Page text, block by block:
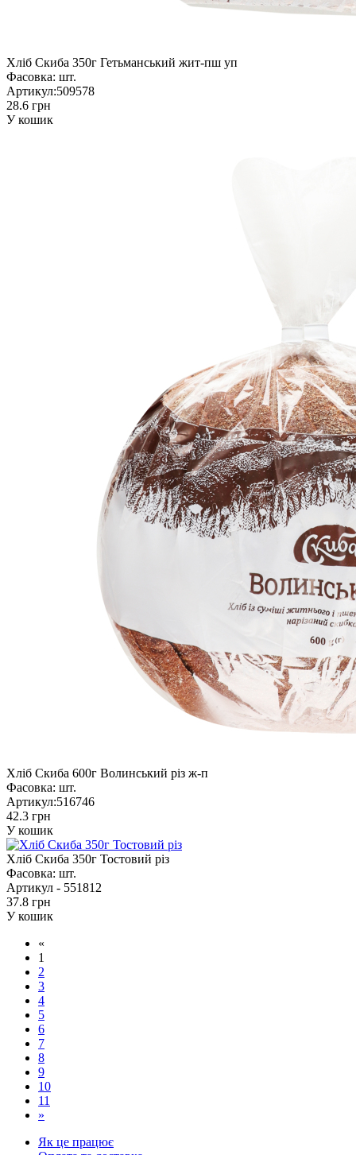
Хліб Скиба 350г Гетьманський жит-пш уп
Фасовка: шт.
Артикул:509578
28.6 грн
У кошик
Хліб Скиба 600г Волинський різ ж-п
Фасовка: шт.
Артикул:516746
42.3 грн
У кошик
Хліб Скиба 350г Тостовий різ
Фасовка: шт.
Артикул - 551812
37.8 грн
У кошик
«
1
2
3
4
5
6
7
8
9
10
11
»
Як це працює